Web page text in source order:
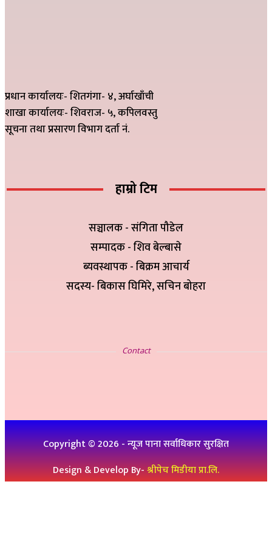
प्रधान कार्यालयः- शितगंगा- ४, अर्घाखाँची
शाखा कार्यालयः- शिवराज- ५, कपिलवस्तु
सूचना तथा प्रसारण विभाग दर्ता नं.
हाम्रो टिम
सञ्चालक - संगिता पौडेल
सम्पादक - शिव बेल्बासे
ब्यवस्थापक - बिक्रम आचार्य
सदस्य- बिकास घिमिरे, सचिन बोहरा
Contact
Copyright ©2026- न्यूज पाना सर्वाधिकार सुरक्षित
Design & Develop By-श्रीपेच मिडीया प्रा.लि.